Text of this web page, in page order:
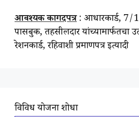
आवश्यक कागदपत्र: आधारकार्ड, 7/
पासबुक, तहसीलदार यांच्यामार्फतचा
रेशनकार्ड, रहिवाशी प्रमाणपत्र इत्यादी
विविध योजना शोधा